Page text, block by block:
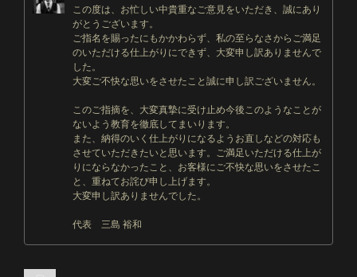
この度は、お忙しい中貴重なご意見をいただき、誠にあり
がとうございます。
ご指名を賜ったにもかかわらず、私の至らなさからご満足
のいただける仕上がりにできず、大変申し訳ありませんで
した。
大変ご不快な思いをさせたこと誠に申し訳ございません。
このご指摘を、大変真摯に受け止め今後このようなことが
ないよう教育を徹底してまいります。
また、納得のいく仕上がりになるようお直しなどの対応も
させていただきたいと思います。ご満足いただける仕上が
りにならなかったこと、お客様にご不快な思いをさせたこ
と、重ねてお詫び申し上げます。
大変申し訳ありませんでした。
代表 三島 裕和